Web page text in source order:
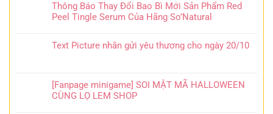
Thông Báo Thay Đổi Bao Bì Mới Sản Phẩm Red
Peel Tingle Serum Của Hãng So’Natural
Text Picture nhắn gửi yêu thương cho ngày 20/10
[Fanpage minigame] SOI MẬT MÃ HALLOWEEN
CÙNG LỌ LEM SHOP